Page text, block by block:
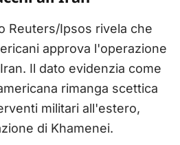
Reuters/Ipsos rivela che
approva l'operazione
Il dato evidenzia come
rimanga scettica
militari all'estero,
di Khamenei.